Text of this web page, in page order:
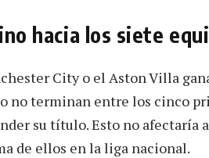
hacia los siete
City o el Aston Villa
no terminan entre los cinco
su título. Esto no
de ellos en la liga nacional.